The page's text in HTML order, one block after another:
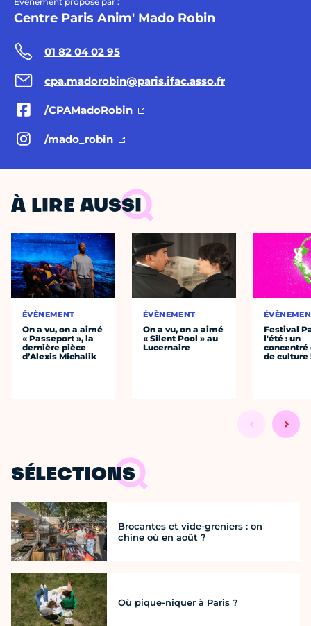
Centre Paris Anim' Mado Robin
01 82 04 02 95
cpa.madorobin@paris.ifac.asso.fr
/CPAMadoRobin
/mado_robin
À LIRE AUSSI
ÉVÈNEMENT
On a vu, on a aimé
« Passeport », la
dernière pièce
d’Alexis Michalik
ÉVÈNEMENT
On a vu, on a aimé
« Silent Pool » au
Lucernaire
Festival
l'été : un
concentré
de culture
SÉLECTIONS
Brocantes et vide-greniers : on
chine où en août ?
Où pique-niquer à Paris ?